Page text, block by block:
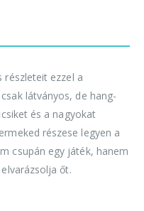
részleteit ezzel a
látványos, de hang-
és a nagyokat
részese legyen a
csupán egy játék, hanem
őt.